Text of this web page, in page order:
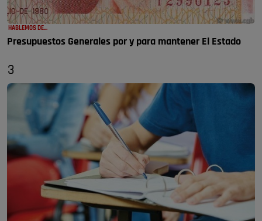
HABLEMOS DE...
Presupuestos Generales por y para mantener El Estado
3